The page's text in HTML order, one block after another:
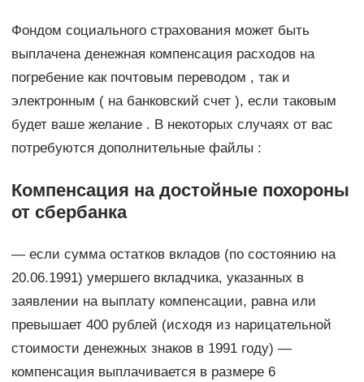
Фондом социального страхования может быть
выплачена денежная компенсация расходов на
погребение как почтовым переводом , так и
электронным ( на банковский счет ), если таковым
будет ваше желание . В некоторых случаях от вас
потребуются дополнительные файлы :
Компенсация на достойные похороны
от сбербанка
— если сумма остатков вкладов (по состоянию на
20.06.1991) умершего вкладчика, указанных в
заявлении на выплату компенсации, равна или
превышает 400 рублей (исходя из нарицательной
стоимости денежных знаков в 1991 году) —
компенсация выплачивается в размере 6